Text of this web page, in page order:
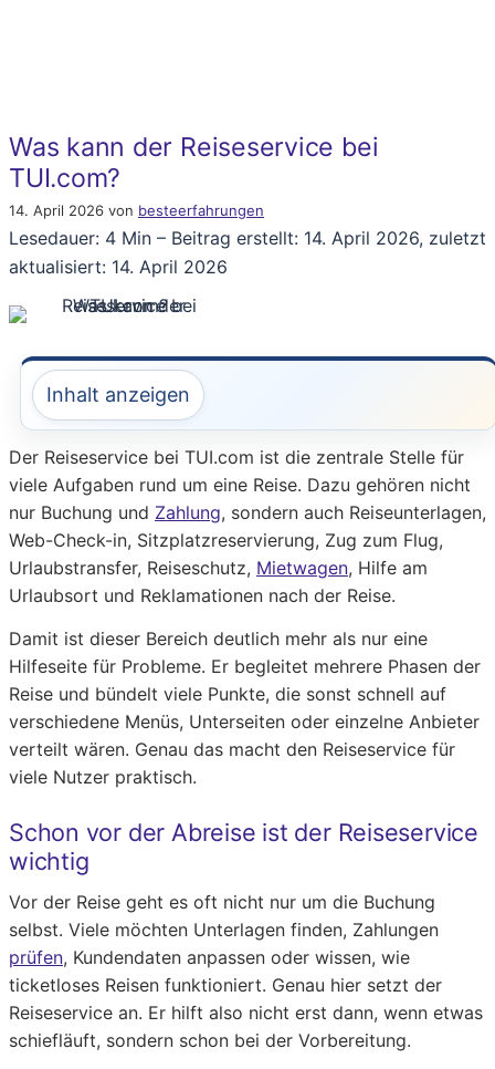
Was kann der Reiseservice bei
TUI.com?
14. April 2026 von besteerfahrungen
Lesedauer: 4 Min – Beitrag erstellt: 14. April 2026, zuletzt
aktualisiert: 14. April 2026
Inhalt anzeigen
Der Reiseservice bei TUI.com ist die zentrale Stelle für
viele Aufgaben rund um eine Reise. Dazu gehören nicht
nur Buchung und Zahlung, sondern auch Reiseunterlagen,
Web-Check-in, Sitzplatzreservierung, Zug zum Flug,
Urlaubstransfer, Reiseschutz, Mietwagen, Hilfe am
Urlaubsort und Reklamationen nach der Reise.
Damit ist dieser Bereich deutlich mehr als nur eine
Hilfeseite für Probleme. Er begleitet mehrere Phasen der
Reise und bündelt viele Punkte, die sonst schnell auf
verschiedene Menüs, Unterseiten oder einzelne Anbieter
verteilt wären. Genau das macht den Reiseservice für
viele Nutzer praktisch.
Schon vor der Abreise ist der Reiseservice
wichtig
Vor der Reise geht es oft nicht nur um die Buchung
selbst. Viele möchten Unterlagen finden, Zahlungen
prüfen, Kundendaten anpassen oder wissen, wie
ticketloses Reisen funktioniert. Genau hier setzt der
Reiseservice an. Er hilft also nicht erst dann, wenn etwas
schiefläuft, sondern schon bei der Vorbereitung.